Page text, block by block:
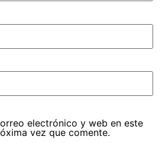
electrónico y web en este
vez que comente.